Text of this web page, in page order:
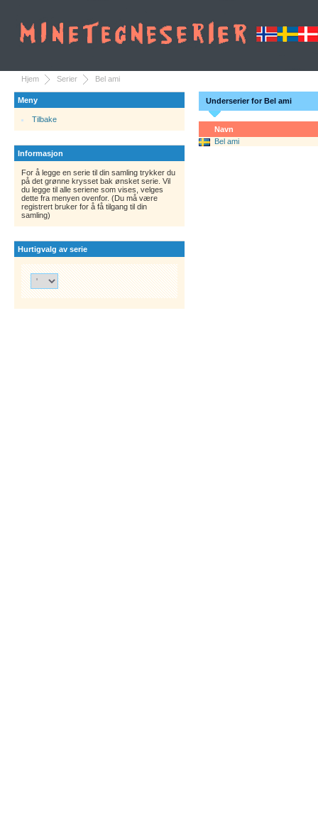
Hjem Serier Bel ami
Meny
Tilbake
Informasjon
For å legge en serie til din samling trykker du
på det grønne krysset bak ønsket serie. Vil
du legge til alle seriene som vises, velges
dette fra menyen ovenfor. (Du må være
registrert bruker for å få tilgang til din
samling)
Hurtigvalg av serie
Underserier for Bel ami
Navn
Bel ami